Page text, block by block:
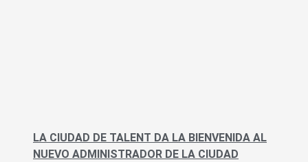
LA CIUDAD DE TALENT DA LA BIENVENIDA AL
NUEVO ADMINISTRADOR DE LA CIUDAD